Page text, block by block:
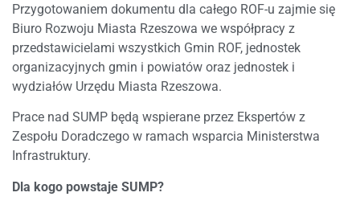
Przygotowaniem dokumentu dla całego ROF-u zajmie się
Biuro Rozwoju Miasta Rzeszowa we współpracy z
przedstawicielami wszystkich Gmin ROF, jednostek
organizacyjnych gmin i powiatów oraz jednostek i
wydziałów Urzędu Miasta Rzeszowa.
Prace nad SUMP będą wspierane przez Ekspertów z
Zespołu Doradczego w ramach wsparcia Ministerstwa
Infrastruktury.
Dla kogo powstaje SUMP?